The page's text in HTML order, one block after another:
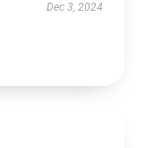
Dec 3, 2024